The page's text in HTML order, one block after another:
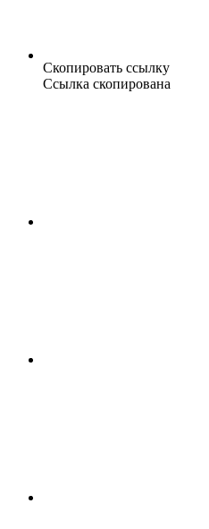
Скопировать ссылку
Ссылка скопирована